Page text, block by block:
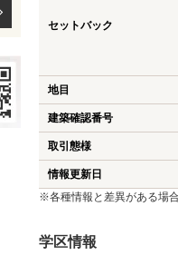
セットバック
地目
建築確認番号
取引態様
情報更新日
※各種情報と差異がある場
学区情報